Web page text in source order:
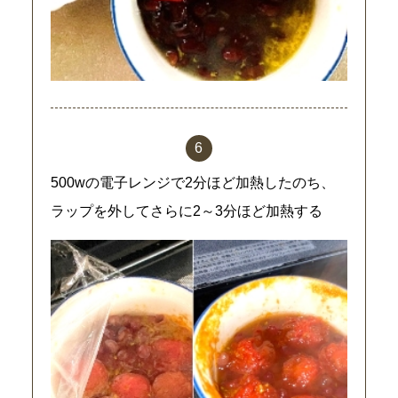
500wの電子レンジで2分ほど加熱したのち、
ラップを外してさらに2～3分ほど加熱する